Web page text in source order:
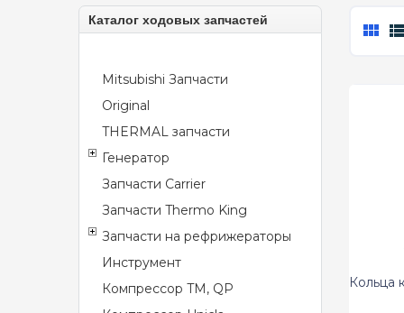
Каталог ходовых запчастей
Mitsubishi Запчасти
Original
THERMAL запчасти
Генератор
Запчасти Carrier
Запчасти Thermo King
Запчасти на рефрижераторы
Инструмент
Компрессор TM, QP
Кольца